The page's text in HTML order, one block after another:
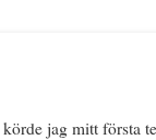
körde jag mitt första